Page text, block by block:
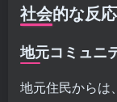
社会的な反
地元コミュニ
地元住民からは